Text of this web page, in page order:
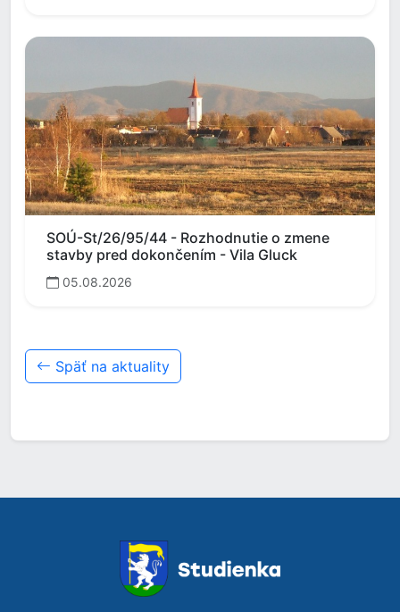
SOÚ-St/26/95/44 - Rozhodnutie o zmene
stavby pred dokončením - Vila Gluck
05.08.2026
Späť na aktuality